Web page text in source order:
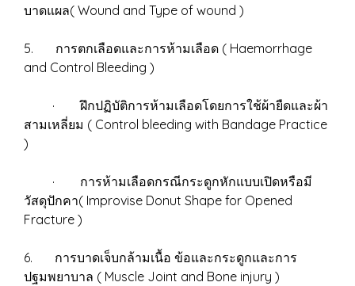
บาดแผล( Wound and Type of wound )
5. การตกเลือดและการห้ามเลือด ( Haemorrhage
and Control Bleeding )
· ฝึกปฏิบัติการห้ามเลือดโดยการใช้ผ้ายืดและผ้า
สามเหลี่ยม ( Control bleeding with Bandage Practice
)
· การห้ามเลือดกรณีกระดูกหักแบบเปิดหรือมี
วัสดุปักคา( Improvise Donut Shape for Opened
Fracture )
6. การบาดเจ็บกล้ามเนื้อ ข้อและกระดูกและการ
ปฐมพยาบาล ( Muscle Joint and Bone injury )